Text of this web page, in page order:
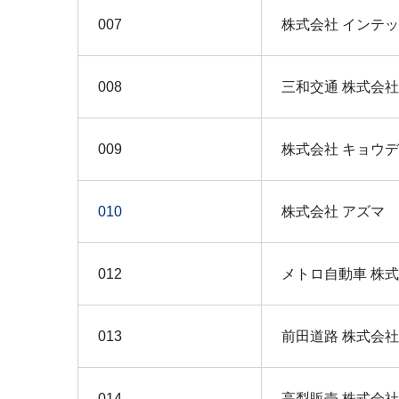
007 株式会社 インテ
008 三和交通 株式会社
009 株式会社 キョウ
010 株式会社 アズマ
012 メトロ自動車 株
013 前田道路 株式会社